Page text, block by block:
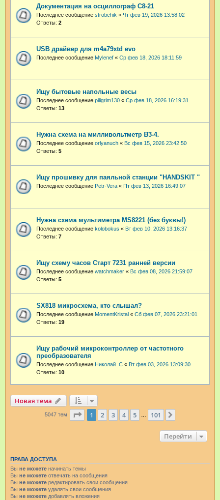
Документация на осциллограф С8-21
Последнее сообщение strobchik « Чт фев 19, 2026 13:58:02
Ответы: 2
USB драйвер для m4a79xtd evo
Последнее сообщение Mylenef « Ср фев 18, 2026 18:11:59
Ищу бытовые напольные весы
Последнее сообщение piligrim130 « Ср фев 18, 2026 16:19:31
Ответы: 13
Нужна схема на милливольтметр В3-4.
Последнее сообщение orlyanuch « Вс фев 15, 2026 23:42:50
Ответы: 5
Ищу прошивку для паяльной станции "HANDSKIT "
Последнее сообщение Petr-Vera « Пт фев 13, 2026 16:49:07
Нужна схема мультиметра MS8221 (без буквы!)
Последнее сообщение kolobokus « Вт фев 10, 2026 13:16:37
Ответы: 7
Ищу схему часов Старт 7231 ранней версии
Последнее сообщение watchmaker « Вс фев 08, 2026 21:59:07
Ответы: 5
SX818 микросхема, кто слышал?
Последнее сообщение MomentKristal « Сб фев 07, 2026 23:21:01
Ответы: 19
Ищу рабочий микроконтроллер от частотного
преобразователя
Последнее сообщение Николай_С « Вт фев 03, 2026 13:09:30
Ответы: 10
Новая тема
5047 тем Страница из 101
1 2 3 4 5 101
Перейти
ПРАВА ДОСТУПА
Вы не можете начинать темы
Вы не можете отвечать на сообщения
Вы не можете редактировать свои сообщения
Вы не можете удалять свои сообщения
Вы не можете добавлять вложения